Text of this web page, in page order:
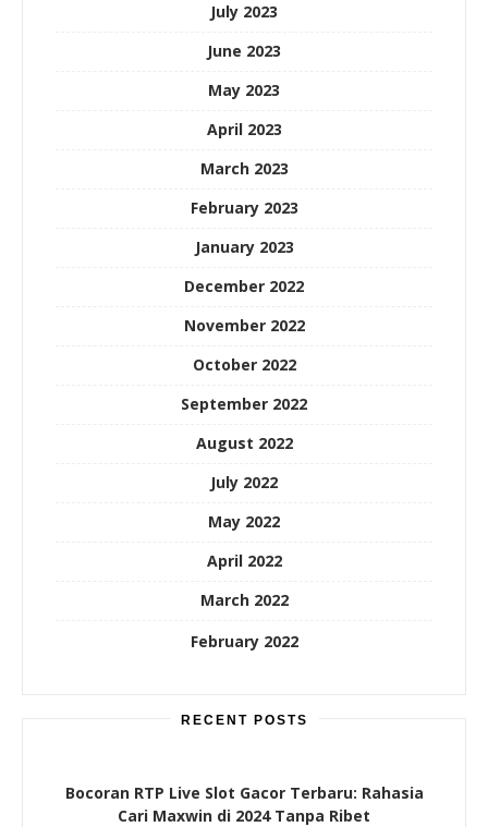
July 2023
June 2023
May 2023
April 2023
March 2023
February 2023
January 2023
December 2022
November 2022
October 2022
September 2022
August 2022
July 2022
May 2022
April 2022
March 2022
February 2022
RECENT POSTS
Bocoran RTP Live Slot Gacor Terbaru: Rahasia
Cari Maxwin di 2024 Tanpa Ribet